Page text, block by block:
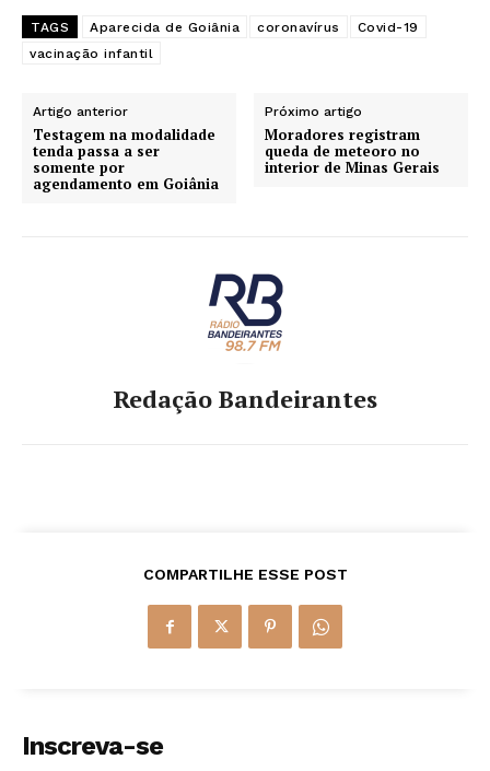
TAGS Aparecida de Goiânia coronavírus
Covid-19
vacinação infantil
Artigo anterior
Testagem na modalidade
tenda passa a ser
somente por
agendamento em Goiânia
Próximo artigo
Moradores registram
queda de meteoro no
interior de Minas Gerais
Redação Bandeirantes
COMPARTILHE ESSE POST
Inscreva-se